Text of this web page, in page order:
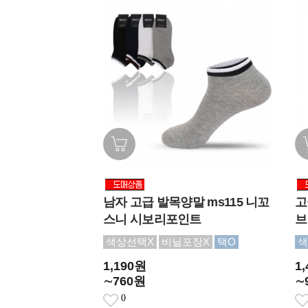
남자 고급 발목양말 ms115 니꼬
스니 시보리포인트
색상선택X 비닐포장X 택O
1,190원
∼760원
0